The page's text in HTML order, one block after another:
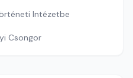
Intézetbe
Csongor